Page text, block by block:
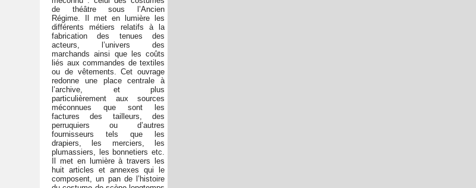
de théâtre sous l’Ancien
Régime. Il met en lumière les
différents métiers relatifs à la
fabrication des tenues des
acteurs, l’univers des
marchands ainsi que les coûts
liés aux commandes de textiles
ou de vêtements. Cet ouvrage
redonne une place centrale à
l’archive, et plus
particulièrement aux sources
méconnues que sont les
factures des tailleurs, des
perruquiers ou d’autres
fournisseurs tels que les
drapiers, les merciers, les
plumassiers, les bonnetiers etc.
Il met en lumière à travers les
huit articles et annexes qui le
composent, un pan de l’histoire